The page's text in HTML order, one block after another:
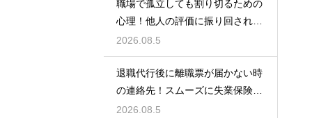
職場で孤立しても割り切るための
心理！他人の評価に振り回されな
いための術
2026.08.5
退職代行後に離職票が届かない時
の連絡先！スムーズに失業保険を
もらう術
2026.08.5